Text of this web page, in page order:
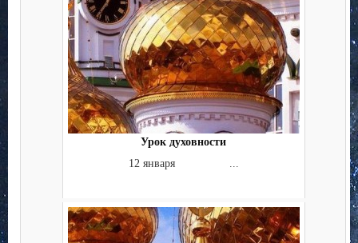
Урок духовности
12 января ...